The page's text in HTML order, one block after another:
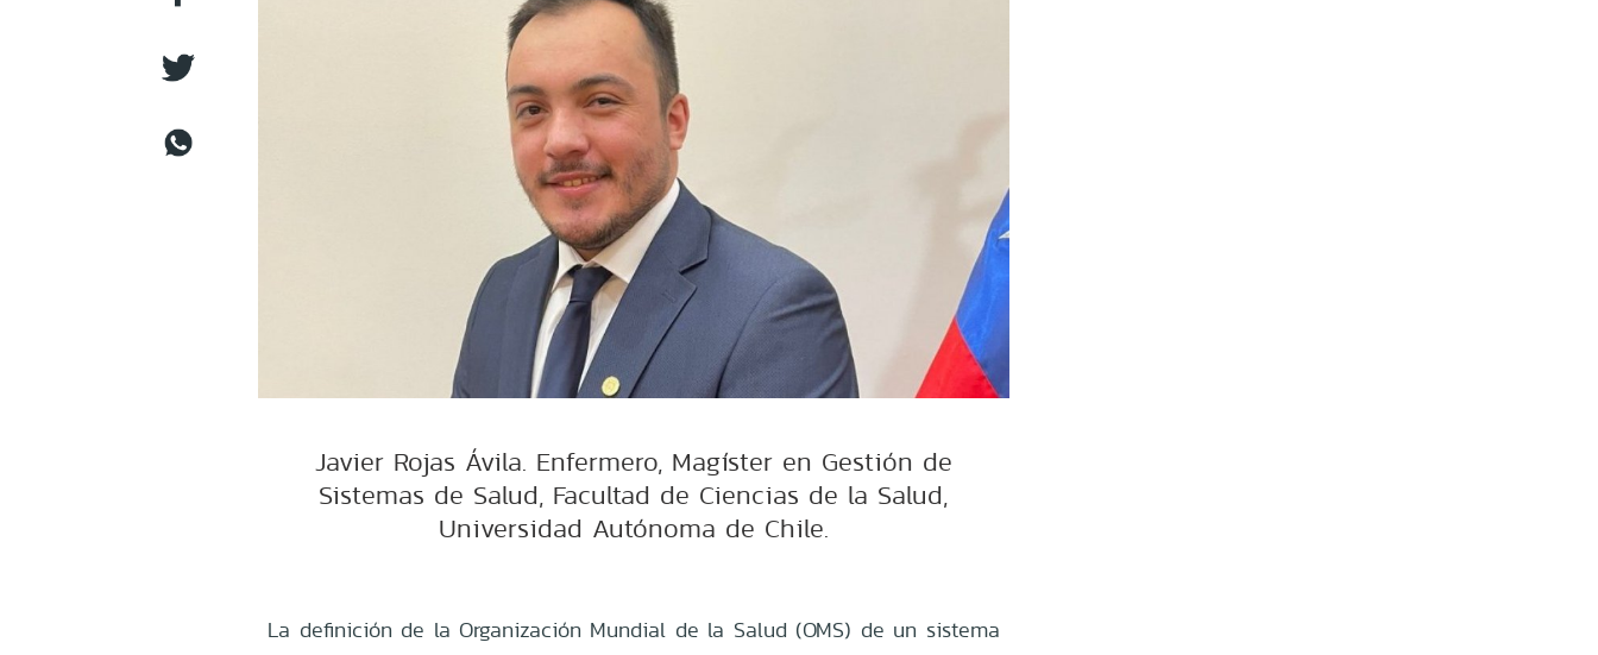
Javier Rojas Ávila. Enfermero, Magíster en Gestión de
Sistemas de Salud, Facultad de Ciencias de la Salud,
Universidad Autónoma de Chile.
La definición de la Organización Mundial de la Salud (OMS) de un sistema